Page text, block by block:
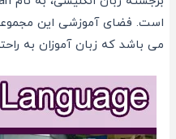
است. فضای آموزشی این
می باشد که زبان آموزان به